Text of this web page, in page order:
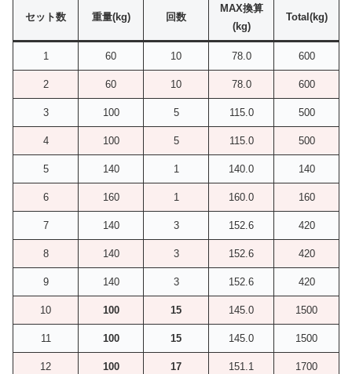
セット数 重量(kg) 回数
MAX換算
(kg)
Total(kg)
1 60 10 78.0 600
2 60 10 78.0 600
3 100 5 115.0 500
4 100 5 115.0 500
5 140 1 140.0 140
6 160 1 160.0 160
7 140 3 152.6 420
8 140 3 152.6 420
9 140 3 152.6 420
10 100 15 145.0 1500
11 100 15 145.0 1500
12 100 17 151.1 1700